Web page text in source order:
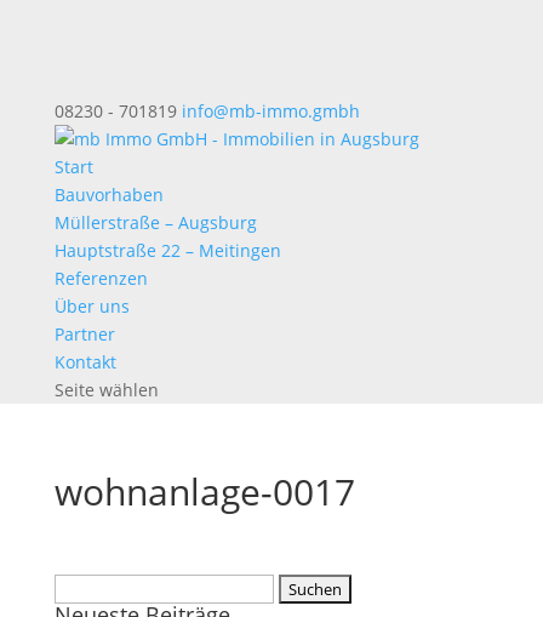
08230 - 701819 info@mb-immo.gmbh
Start
Bauvorhaben
Müllerstraße – Augsburg
Hauptstraße 22 – Meitingen
Referenzen
Über uns
Partner
Kontakt
Seite wählen
wohnanlage-0017